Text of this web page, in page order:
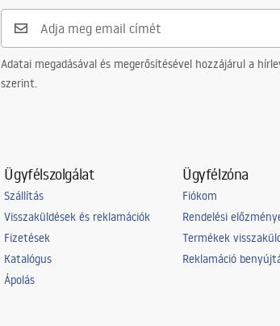
Adatai megadásával és megerősítésével hozzájárul a
szerint.
Ügyfélszolgálat
Szállítás
Visszaküldések és reklamációk
Fizetések
Katalógus
Ápolás
Ügyfélzóna
Fiókom
Rendelési
Termékek
Reklamáció